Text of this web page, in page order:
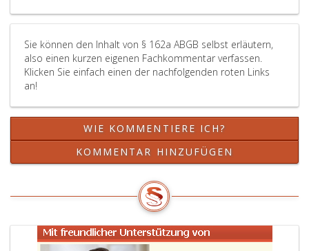
Sie können den Inhalt von § 162a ABGB selbst erläutern,
also einen kurzen eigenen Fachkommentar verfassen.
Klicken Sie einfach einen der nachfolgenden roten Links
an!
WIE KOMMENTIERE ICH?
KOMMENTAR HINZUFÜGEN